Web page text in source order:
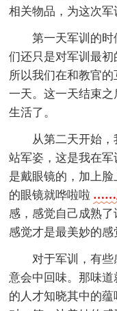
相关物品，为这次军
第一天军训的
们还只是对军训最初
所以我们在和教官
一天。这一天结束
生活了。
从第二天开始
站军姿，这是我在
是戴眼镜的，加上
的眼镜就哗啦啦 ……
感，感觉自己成熟
感觉才是最美妙的感
对于军训，有
意会中回味。那味
的人才知晓其中的